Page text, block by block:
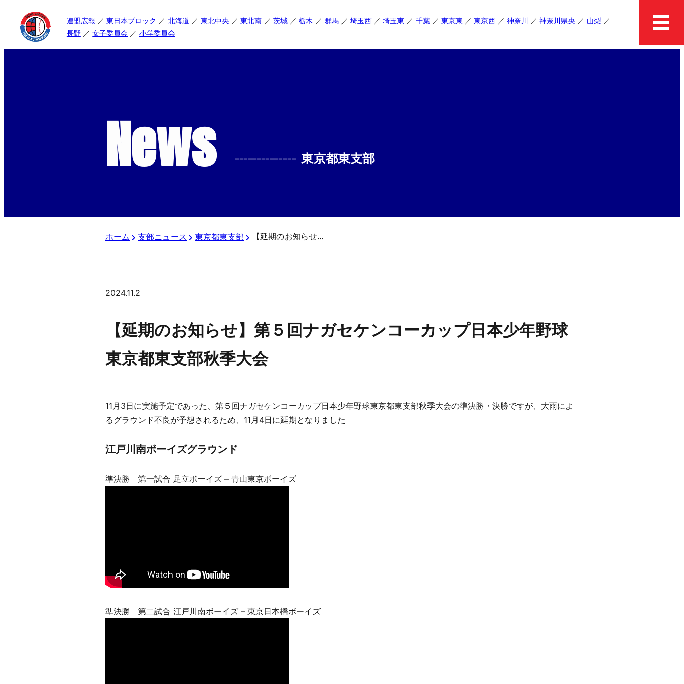
連盟広報 東日本ブロック 北海道 東北中央 東北南 茨城 栃木 群馬 埼玉西 埼玉東 千葉 東京東 東京西 神奈川 神奈川県央
山梨
長野
女子委員会 小学委員会
News -------------- 東京都東支部
ホーム 支部ニュース 東京都東支部 【延期のお知らせ】第５回ナガセケンコーカップ日本少年野球東京都東支部秋季大会
2024.11.2
【延期のお知らせ】第５回ナガセケンコーカップ日本少年野球
東京都東支部秋季大会
11月3日に実施予定であった、第５回ナガセケンコーカップ日本少年野球東京都東支部秋季大会の準決勝・決勝ですが、大雨によ
るグラウンド不良が予想されるため、11月4日に延期となりました
江戸川南ボーイズグラウンド
準決勝 第一試合 足立ボーイズ – 青山東京ボーイズ
準決勝 第二試合 江戸川南ボーイズ – 東京日本橋ボーイズ